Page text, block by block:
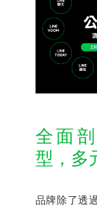
全面
型，多
品牌除了透